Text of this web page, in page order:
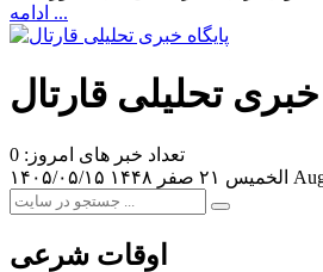
ادامه ...
خبری تحلیلی قارتال
تعداد خبر های امروز: 0
۱۴۰۵/۰۵/۱۵
الخميس ۲۱ صفر ۱۴۴۸
اوقات شرعی